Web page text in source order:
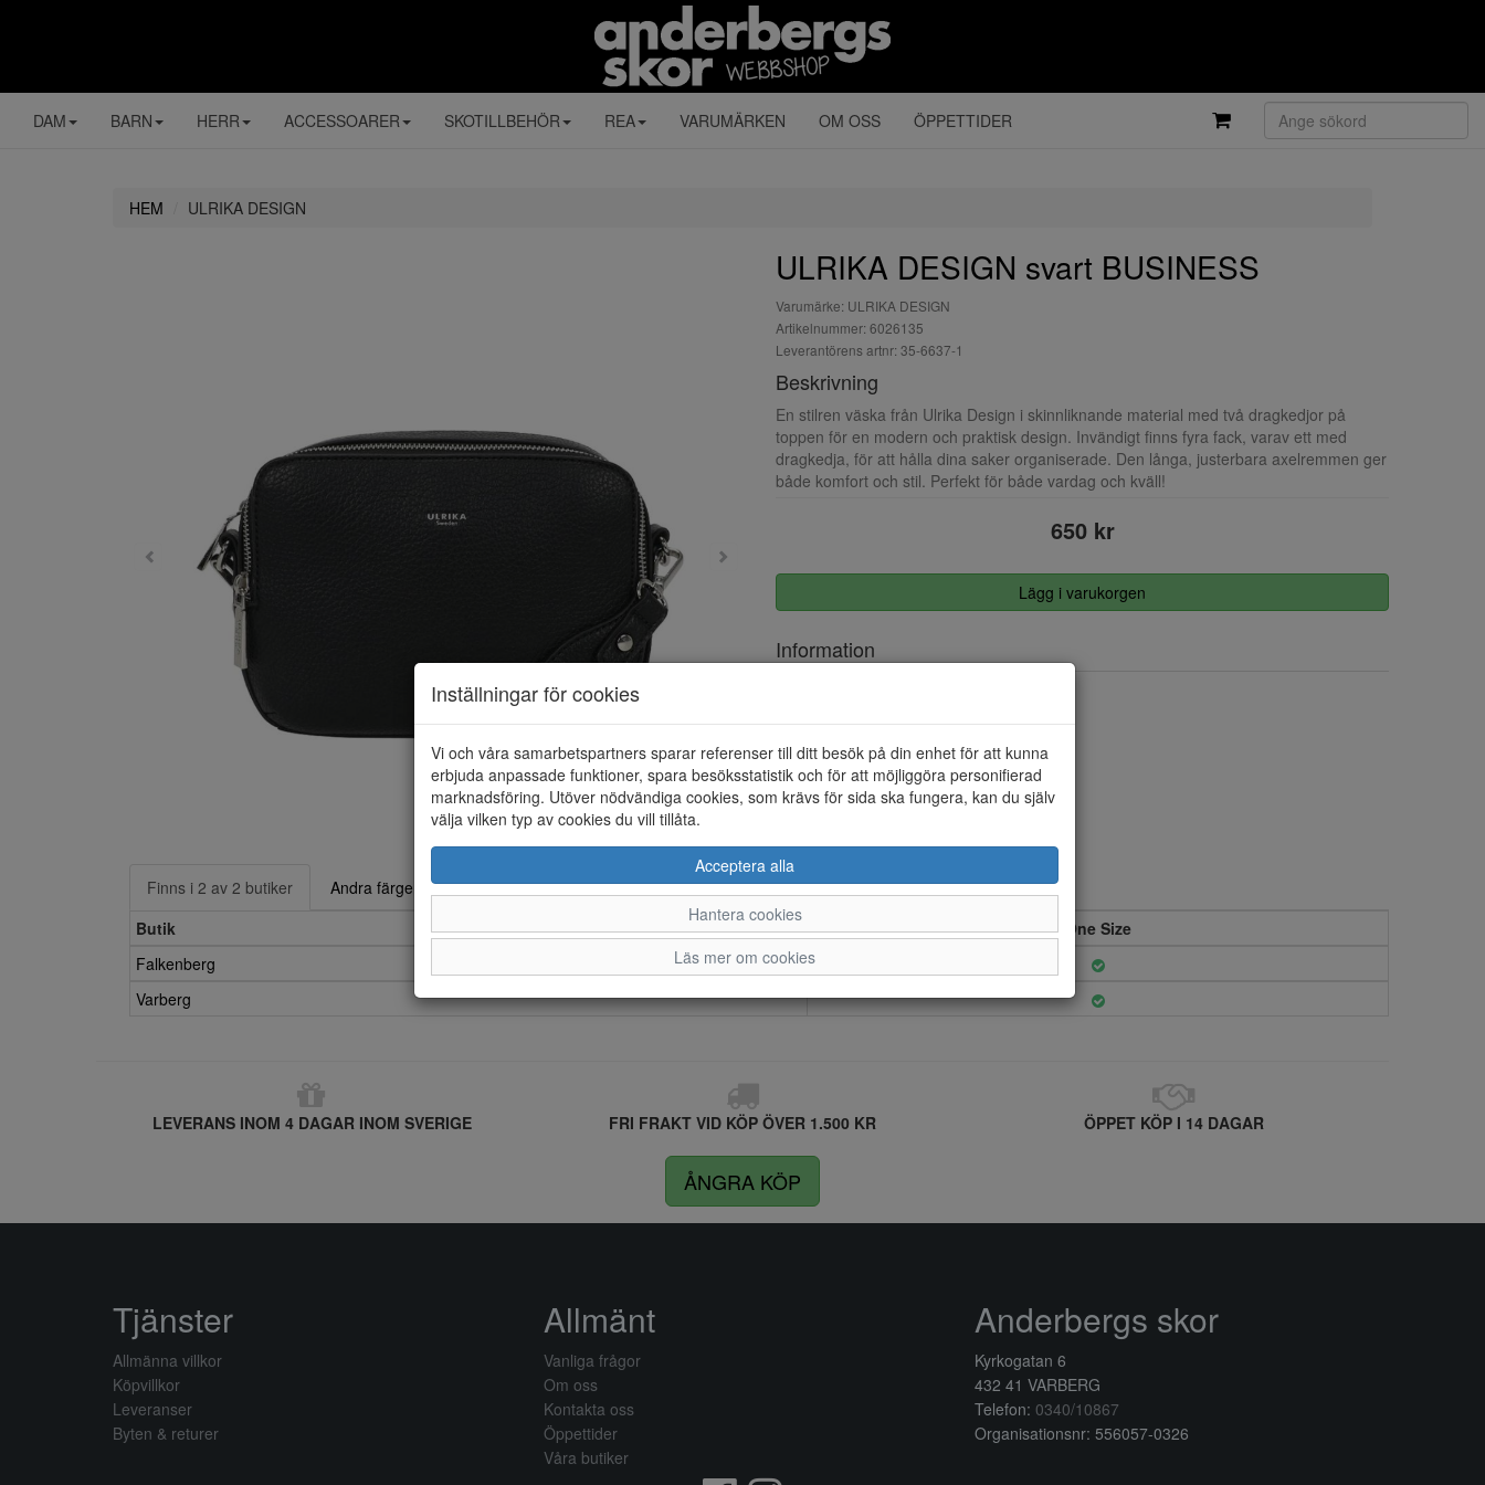
DAM BARN HERR ACCESSOARER SKOTILLBEHÖR REA VARUMÄRKEN OM OSS ÖPPETTIDER
HEM ULRIKA DESIGN
ULRIKA DESIGN svart BUSINESS
Varumärke: ULRIKA DESIGN
Artikelnummer: 6026135
Leverantörens artnr: 35-6637-1
Beskrivning
En stilren väska från Ulrika Design i skinnliknande material med två dragkedjor på
toppen för en modern och praktisk design. Invändigt finns fyra fack, varav ett med
dragkedja, för att hålla dina saker organiserade. Den långa, justerbara axelremmen ger
både komfort och stil. Perfekt för både vardag och kväll!
650 kr
Lägg i varukorgen
Information
Finns i 2 av 2 butiker
Andra färger
Butik
One Size
Falkenberg
Varberg
LEVERANS INOM 4 DAGAR INOM SVERIGE FRI FRAKT VID KÖP ÖVER 1.500 KR ÖPPET KÖP I 14 DAGAR
ÅNGRA KÖP
Inställningar för cookies
Vi och våra samarbetspartners sparar referenser till ditt besök på din enhet för att kunna
erbjuda anpassade funktioner, spara besöksstatistik och för att möjliggöra personifierad
marknadsföring. Utöver nödvändiga cookies, som krävs för sida ska fungera, kan du själv
välja vilken typ av cookies du vill tillåta.
Acceptera alla
Hantera cookies
Läs mer om cookies
Tjänster
Allmänna villkor
Köpvillkor
Leveranser
Byten & returer
Allmänt
Vanliga frågor
Om oss
Kontakta oss
Öppettider
Våra butiker
Anderbergs skor
Kyrkogatan 6
432 41 VARBERG
Telefon: 0340/10867
Organisationsnr: 556057-0326